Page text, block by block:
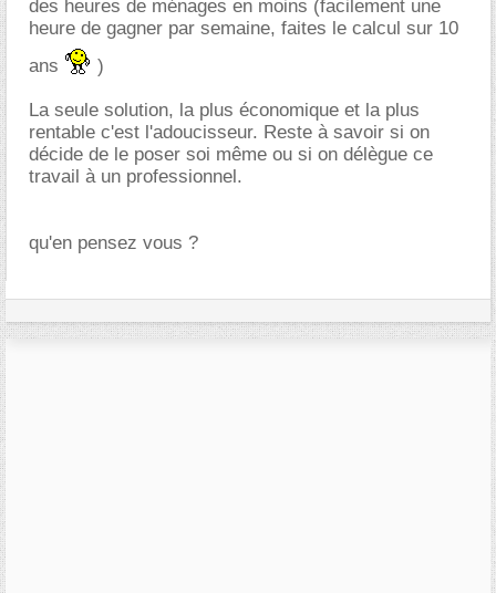
des heures de ménages en moins (facilement une
heure de gagner par semaine, faites le calcul sur 10
ans
)
La seule solution, la plus économique et la plus
rentable c'est l'adoucisseur. Reste à savoir si on
décide de le poser soi même ou si on délègue ce
travail à un professionnel.
qu'en pensez vous ?